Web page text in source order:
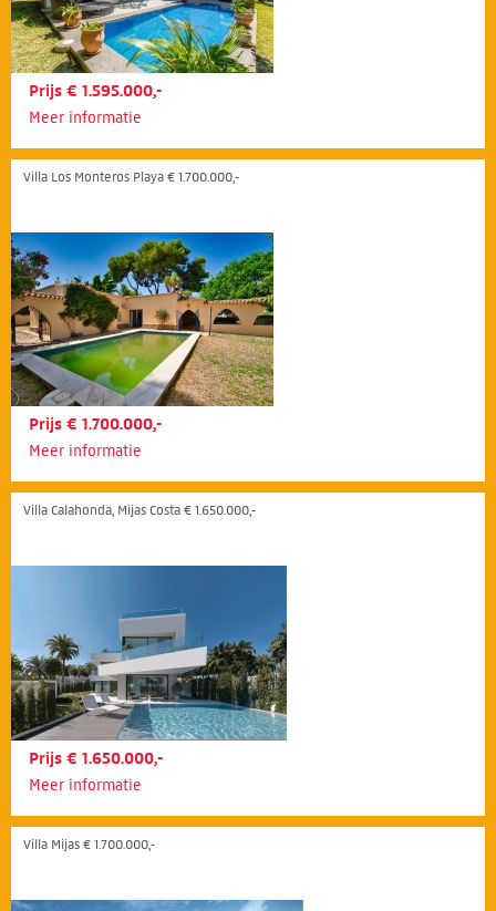
Prijs € 1.595.000,-
Meer informatie
Villa Los Monteros Playa € 1.700.000,-
Prijs € 1.700.000,-
Meer informatie
Villa Calahonda, Mijas Costa € 1.650.000,-
Prijs € 1.650.000,-
Meer informatie
Villa Mijas € 1.700.000,-